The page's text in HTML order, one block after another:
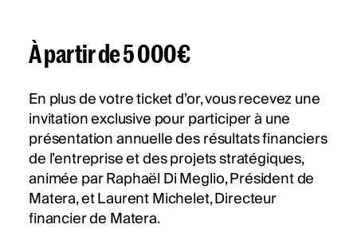
À partir de 5 000€
En plus de votre ticket d’or, vous recevez une
invitation exclusive pour participer à une
présentation annuelle des résultats financiers
de l’entreprise et des projets stratégiques,
animée par Raphaël Di Meglio, Président de
Matera, et Laurent Michelet, Directeur
financier de Matera.